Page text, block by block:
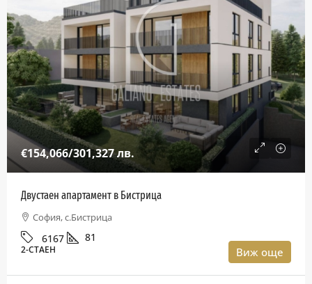
€154,066/301,327 лв.
Двустаен апартамент в Бистрица
София, с.Бистрица
6167 81
2-СТАЕН Виж още